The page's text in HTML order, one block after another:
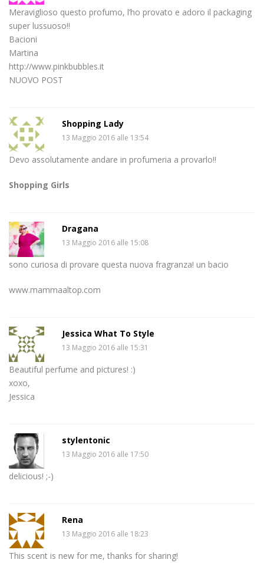
Meraviglioso questo profumo, l’ho provato e adoro il packaging
super lussuoso!!
Bacioni
Martina
http://www.pinkbubbles.it
NUOVO POST
Shopping Lady
13 Maggio 2016 alle 13:54
Devo assolutamente andare in profumeria a provarlo!!
Shopping Girls
Dragana
13 Maggio 2016 alle 15:08
sono curiosa di provare questa nuova fragranza! un bacio
www.mammaaltop.com
Jessica What To Style
13 Maggio 2016 alle 15:31
Beautiful perfume and pictures! :)
xoxo,
Jessica
stylentonic
13 Maggio 2016 alle 17:50
delicious! ;-)
Rena
13 Maggio 2016 alle 18:23
This scent is new for me, thanks for sharing!